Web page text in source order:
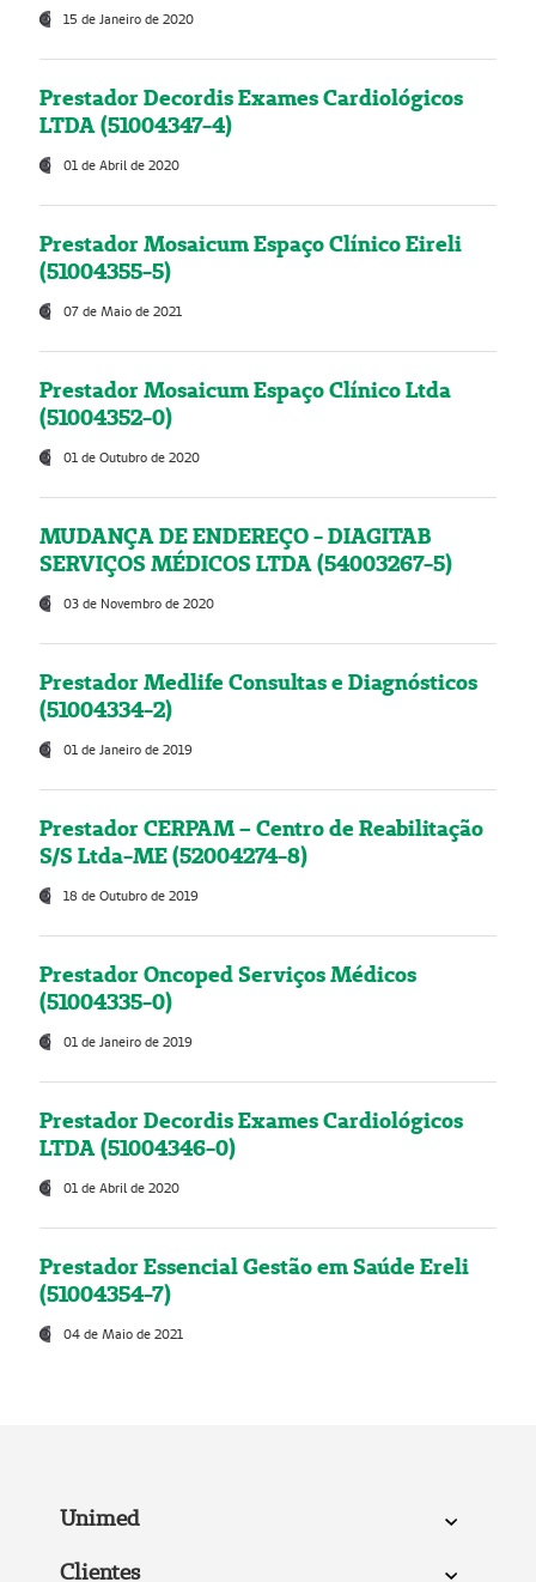
15 de Janeiro de 2020
Prestador Decordis Exames Cardiológicos
LTDA (51004347-4)
01 de Abril de 2020
Prestador Mosaicum Espaço Clínico Eireli
(51004355-5)
07 de Maio de 2021
Prestador Mosaicum Espaço Clínico Ltda
(51004352-0)
01 de Outubro de 2020
MUDANÇA DE ENDEREÇO - DIAGITAB
SERVIÇOS MÉDICOS LTDA (54003267-5)
03 de Novembro de 2020
Prestador Medlife Consultas e Diagnósticos
(51004334-2)
01 de Janeiro de 2019
Prestador CERPAM – Centro de Reabilitação
S/S Ltda-ME (52004274-8)
18 de Outubro de 2019
Prestador Oncoped Serviços Médicos
(51004335-0)
01 de Janeiro de 2019
Prestador Decordis Exames Cardiológicos
LTDA (51004346-0)
01 de Abril de 2020
Prestador Essencial Gestão em Saúde Ereli
(51004354-7)
04 de Maio de 2021
Unimed
Clientes